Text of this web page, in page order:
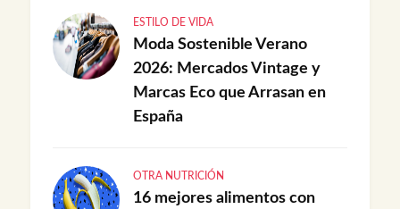
ESTILO DE VIDA
Moda Sostenible Verano
2026: Mercados Vintage y
Marcas Eco que Arrasan en
España
OTRA NUTRICIÓN
16 mejores alimentos con